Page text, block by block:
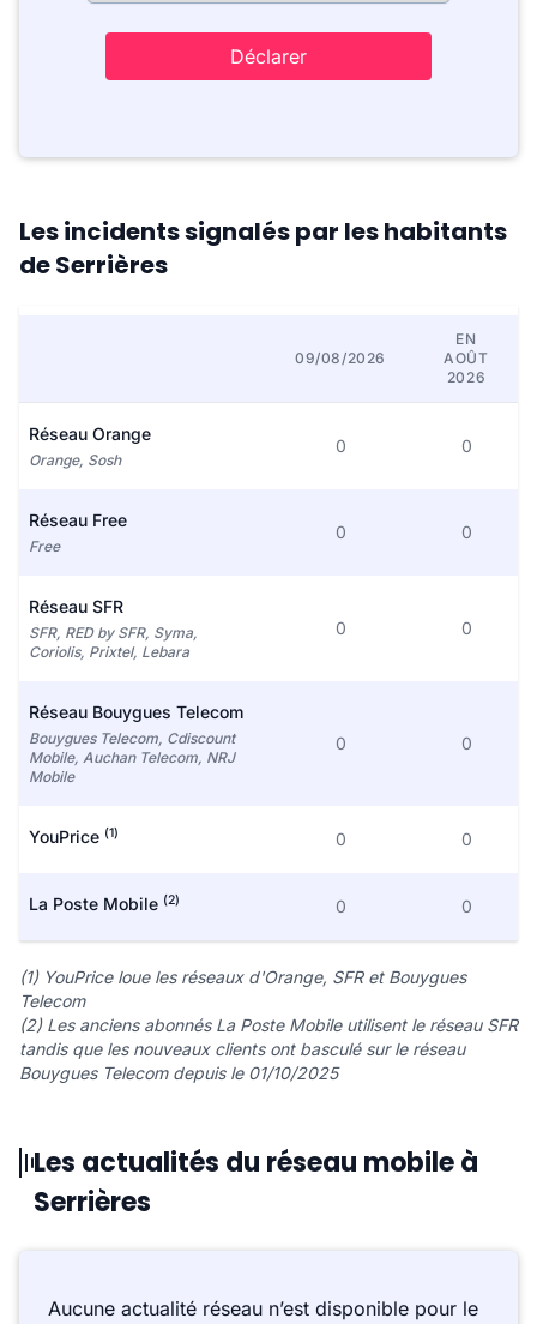
Déclarer
Les incidents signalés par les habitants
de Serrières
09/08/2026
EN
AOÛT
2026
Réseau Orange
Orange, Sosh
0 0
Réseau Free
Free
0 0
Réseau SFR
SFR, RED by SFR, Syma,
Coriolis, Prixtel, Lebara
0 0
Réseau Bouygues Telecom
Bouygues Telecom, Cdiscount
Mobile, Auchan Telecom, NRJ
Mobile
0 0
YouPrice (1) 0 0
La Poste Mobile (2) 0 0
(1) YouPrice loue les réseaux d'Orange, SFR et Bouygues
Telecom
(2) Les anciens abonnés La Poste Mobile utilisent le réseau SFR
tandis que les nouveaux clients ont basculé sur le réseau
Bouygues Telecom depuis le 01/10/2025
Les actualités du réseau mobile à
Serrières
Aucune actualité réseau n’est disponible pour le